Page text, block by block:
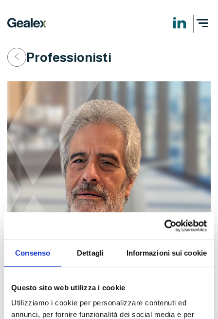
Consenso Dettagli Informazioni sui cookie
Questo sito web utilizza i cookie
Utilizziamo i cookie per personalizzare contenuti ed
annunci, per fornire funzionalità dei social media e per
Professionisti